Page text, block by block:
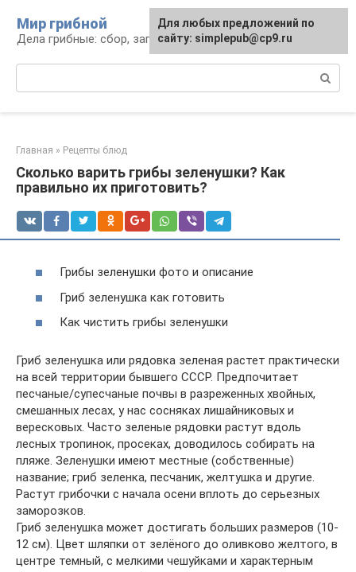
контенту
Мир грибной
Дела грибные: сбор, заготовка, рецепты
Главная » Рецепты блюд
Сколько варить грибы зеленушки? Как
правильно их приготовить?
Грибы зеленушки фото и описание
Гриб зеленушка как готовить
Как чистить грибы зеленушки
Гриб зеленушка или рядовка зеленая растет практически
на всей территории бывшего СССР. Предпочитает
песчаные/супесчаные почвы в разреженных хвойных,
смешанных лесах, у нас сосняках лишайниковых и
вересковых. Часто зеленые рядовки растут вдоль
лесных тропинок, просеках, доводилось собирать на
пляже. Зеленушки имеют местные (собственные)
название; гриб зеленка, песчаник, желтушка и другие.
Растут грибочки с начала осени вплоть до серьезных
заморозков.
Гриб зеленушка может достигать больших размеров (10-
12 см). Цвет шляпки от зелёного до оливково желтого, в
центре темный, с мелкими чешуйками и характерным
Для любых предложений по
сайту: simplepub@cp9.ru